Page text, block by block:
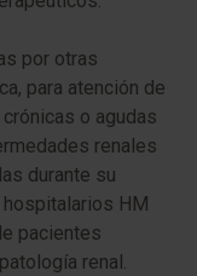
por otras
para atención de
o agudas
renales
durante su
HM
pacientes
renal.